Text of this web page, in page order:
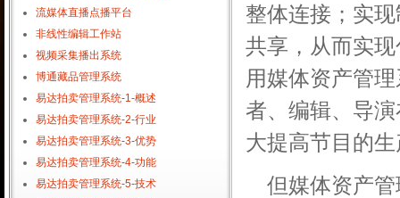
流媒体直播点播平台
非线性编辑工作站
视频采集播出系统
博通藏品管理系统
易达拍卖管理系统-1-概述
易达拍卖管理系统-2-行业
易达拍卖管理系统-3-优势
易达拍卖管理系统-4-功能
易达拍卖管理系统-5-技术
整体连接；实
共享，从而实
用媒体资产管
者、编辑、导
大提高节目的
但媒体资产